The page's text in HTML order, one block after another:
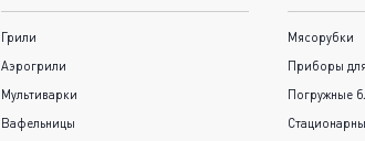
Грили
Аэрогрили
Мультиварки
Вафельницы
Мясорубки
Приборы
Погружные